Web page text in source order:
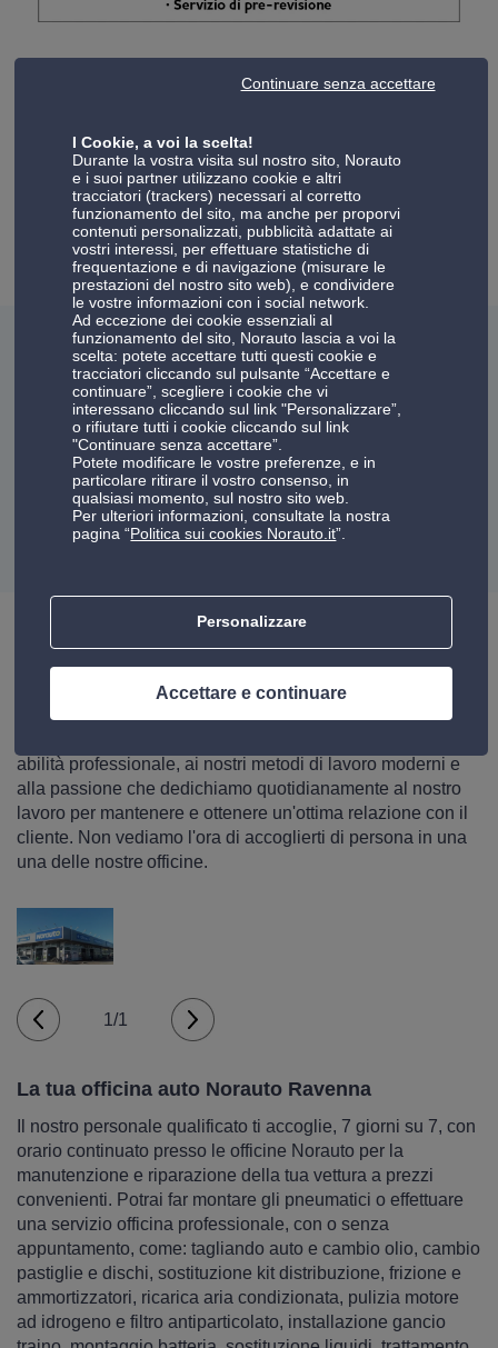
Prenota in pochi clic la Revisione per la tua vettura senza
servizio di pre-revisione.
Maggiori informazioni
Recenti recensioni del centro Norauto
Ravenna
4.6
205 clienti hanno assegnato un punteggio a
questo Centro Norauto
Scopri maggiori informazioni sul nostro centro a Ravenna.
abilità professionale, ai nostri metodi di lavoro moderni e
alla passione che dedichiamo quotidianamente al nostro
lavoro per mantenere e ottenere un'ottima relazione con il
cliente. Non vediamo l'ora di accoglierti di persona in una
una delle nostre officine.
1/1
La tua officina auto Norauto Ravenna
Il nostro personale qualificato ti accoglie, 7 giorni su 7, con
orario continuato presso le officine Norauto per la
manutenzione e riparazione della tua vettura a prezzi
convenienti. Potrai far montare gli pneumatici o effettuare
una servizio officina professionale, con o senza
appuntamento, come: tagliando auto e cambio olio, cambio
pastiglie e dischi, sostituzione kit distribuzione, frizione e
ammortizzatori, ricarica aria condizionata, pulizia motore
ad idrogeno e filtro antiparticolato, installazione gancio
I Cookie, a voi la scelta!
Durante la vostra visita sul nostro sito, Norauto
e i suoi partner utilizzano cookie e altri
tracciatori (trackers) necessari al corretto
funzionamento del sito, ma anche per proporvi
contenuti personalizzati, pubblicità adattate ai
vostri interessi, per effettuare statistiche di
frequentazione e di navigazione (misurare le
prestazioni del nostro sito web), e condividere
le vostre informazioni con i social network.
Ad eccezione dei cookie essenziali al
funzionamento del sito, Norauto lascia a voi la
scelta: potete accettare tutti questi cookie e
tracciatori cliccando sul pulsante “Accettare e
continuare”, scegliere i cookie che vi
interessano cliccando sul link "Personalizzare”,
o rifiutare tutti i cookie cliccando sul link
"Continuare senza accettare”.
Potete modificare le vostre preferenze, e in
particolare ritirare il vostro consenso, in
qualsiasi momento, sul nostro sito web.
Per ulteriori informazioni, consultate la nostra
pagina “Politica sui cookies Norauto.it”.
Personalizzare
Continuare senza accettare
Accettare e continuare